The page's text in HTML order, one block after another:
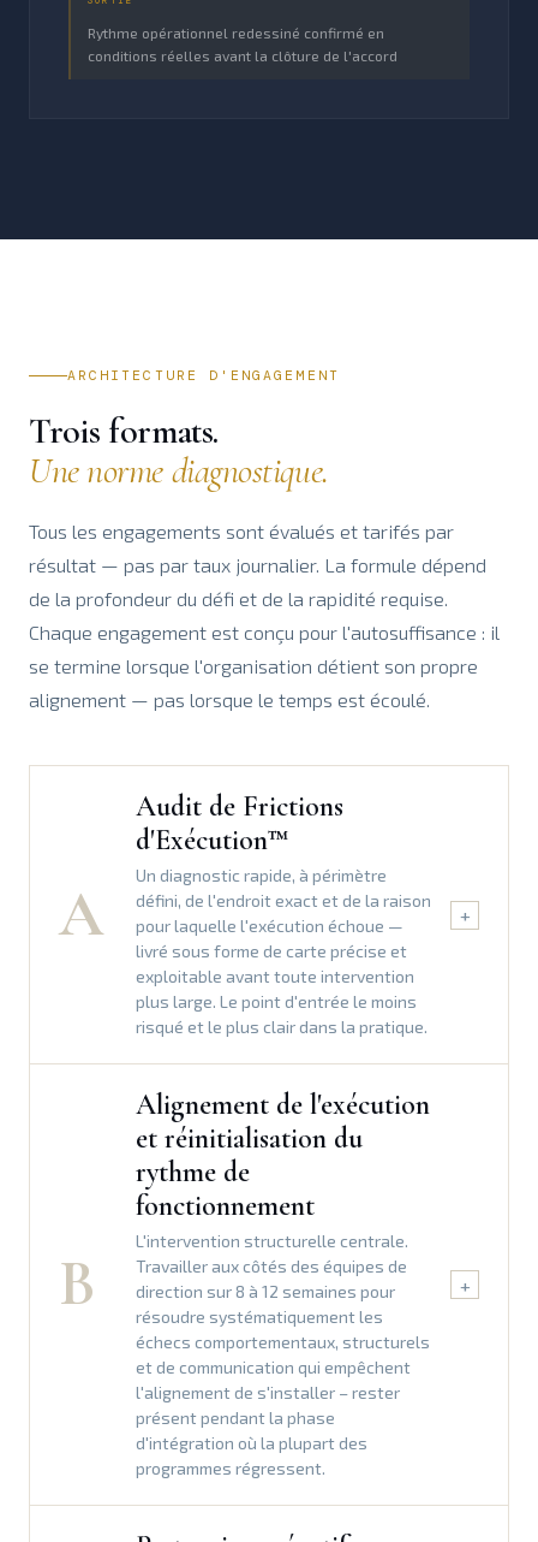
Rythme opérationnel redessiné confirmé en
conditions réelles avant la clôture de l'accord
ARCHITECTURE D'ENGAGEMENT
Trois formats.
Une norme diagnostique.
Tous les engagements sont évalués et tarifés par
résultat — pas par taux journalier. La formule dépend
de la profondeur du défi et de la rapidité requise.
Chaque engagement est conçu pour l'autosuffisance : il
se termine lorsque l'organisation détient son propre
alignement — pas lorsque le temps est écoulé.
A
Audit de Frictions
d'Exécution™
Un diagnostic rapide, à périmètre
défini, de l'endroit exact et de la raison
pour laquelle l'exécution échoue —
livré sous forme de carte précise et
exploitable avant toute intervention
plus large. Le point d'entrée le moins
risqué et le plus clair dans la pratique.
+
B
Alignement de l'exécution
et réinitialisation du
rythme de
fonctionnement
L'intervention structurelle centrale.
Travailler aux côtés des équipes de
direction sur 8 à 12 semaines pour
résoudre systématiquement les
échecs comportementaux, structurels
et de communication qui empêchent
l'alignement de s'installer – rester
présent pendant la phase
d'intégration où la plupart des
programmes régressent.
+